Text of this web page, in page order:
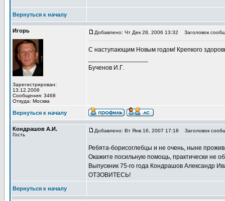
Вернуться к началу
Игорь
Зарегистрирован:
13.12.2006
Сообщения: 3468
Откуда: Москва
Добавлено: Чт Дек 28, 2006 13:32 Заголовок
С наступающим Новым годом! Крепкого
Бученов И.Г.
Вернуться к началу
Кондрашов А.И.
Гость
Добавлено: Вт Янв 16, 2007 17:18 Заголовок
Ребята-борисоглебцы и не очень, ныне
Окажите посильную помощь, практически не
Выпускник 75-го года Кондрашов Александр
ОТЗОВИТЕСЬ!
Вернуться к началу